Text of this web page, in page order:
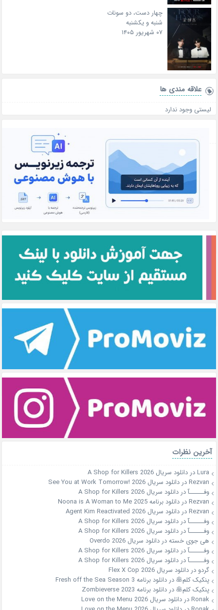
چهار دست، دو سونات
شنبه و یکشنبه
۰۷ شهریور ۱۴۰۵
علاقه‌ مندی ها
لیستی وجود ندارد
آخرین نظرات
Luraدردانلود سریال A Shop for Killers 2026
Rezvanدردانلود سریال See You at Work Tomorrow! 2026
وفــــــآدردانلود سریال A Shop for Killers 2026
Rezvanدردانلود برنامه Noona is A Woman to Me 2025
Rezvanدردانلود سریال Agent Kim Reactivated 2026
وفــــــآدردانلود سریال A Shop for Killers 2026
وفــــــآدردانلود سریال A Shop for Killers 2026
هی جوی خستهدردانلود سریال Overdo 2026
وفــــــآدردانلود سریال A Shop for Killers 2026
وفــــــآدردانلود سریال A Shop for Killers 2026
گردو دردانلود سریال Flex X Cop 2026
پنکیک کلم🥞دردانلود برنامه Fresh off the Sea Season 3
پنکیک کلم🥞دردانلود برنامه Zombieverse 2023
Ronakدردانلود سریال Love on the Menu 2026